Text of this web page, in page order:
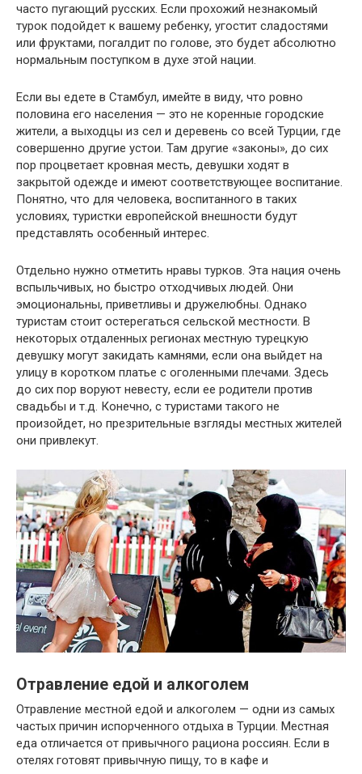
часто пугающий русских. Если прохожий незнакомый
турок подойдет к вашему ребенку, угостит сладостями
или фруктами, погалдит по голове, это будет абсолютно
нормальным поступком в духе этой нации.
Если вы едете в Стамбул, имейте в виду, что ровно
половина его населения — это не коренные городские
жители, а выходцы из сел и деревень со всей Турции, где
совершенно другие устои. Там другие «законы», до сих
пор процветает кровная месть, девушки ходят в
закрытой одежде и имеют соответствующее воспитание.
Понятно, что для человека, воспитанного в таких
условиях, туристки европейской внешности будут
представлять особенный интерес.
Отдельно нужно отметить нравы турков. Эта нация очень
вспыльчивых, но быстро отходчивых людей. Они
эмоциональны, приветливы и дружелюбны. Однако
туристам стоит остерегаться сельской местности. В
некоторых отдаленных регионах местную турецкую
девушку могут закидать камнями, если она выйдет на
улицу в коротком платье с оголенными плечами. Здесь
до сих пор воруют невесту, если ее родители против
свадьбы и т.д. Конечно, с туристами такого не
произойдет, но презрительные взгляды местных жителей
они привлекут.
Отравление едой и алкоголем
Отравление местной едой и алкоголем — одни из самых
частых причин испорченного отдыха в Турции. Местная
еда отличается от привычного рациона россиян. Если в
отелях готовят привычную пищу, то в кафе и